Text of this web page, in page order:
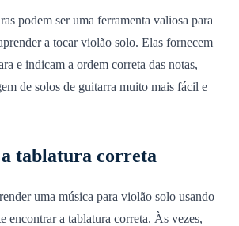
podem ser uma ferramenta valiosa para
a tocar violão solo. Elas fornecem
e indicam a ordem correta das notas,
de solos de guitarra muito mais fácil e
tablatura correta
uma música para violão solo usando
encontrar a tablatura correta. Às vezes,